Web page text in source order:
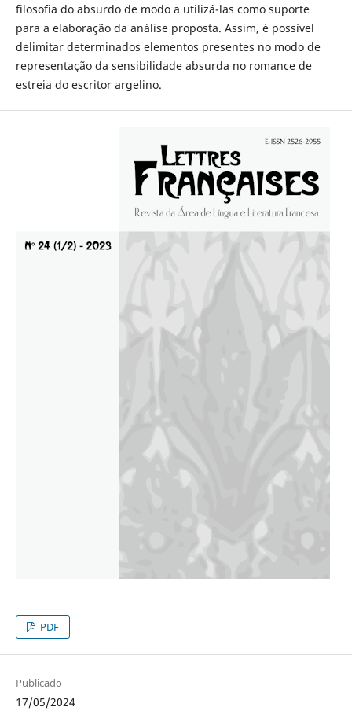
filosofia do absurdo de modo a utilizá-las como suporte
para a elaboração da análise proposta. Assim, é possível
delimitar determinados elementos presentes no modo de
representação da sensibilidade absurda no romance de
estreia do escritor argelino.
PDF
Publicado
17/05/2024